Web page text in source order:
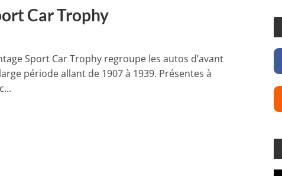
Car Trophy
Sport Car Trophy regroupe les autos d’avant
période allant de 1907 à 1939. Présentes à